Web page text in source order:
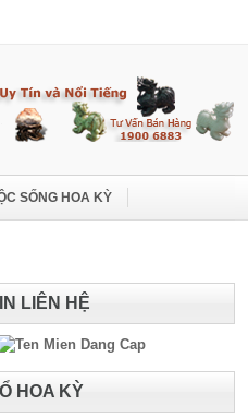
SỐNG HOA KỲ
LIÊN HỆ
HOA KỲ